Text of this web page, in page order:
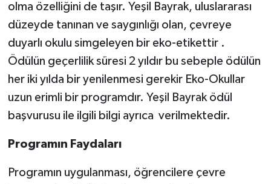
olma özelliğini de taşır. Yeşil Bayrak, uluslararası
düzeyde tanınan ve saygınlığı olan, çevreye
duyarlı okulu simgeleyen bir eko-etikettir .
Ödülün geçerlilik süresi 2 yıldır bu sebeple ödülün
her iki yılda bir yenilenmesi gerekir Eko-Okullar
uzun erimli bir programdır. Yeşil Bayrak ödül
başvurusu ile ilgili bilgi ayrıca verilmektedir.
Programın Faydaları
Programın uygulanması, öğrencilere çevre